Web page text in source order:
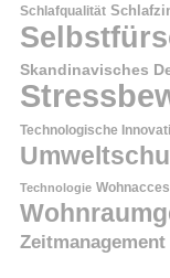
Schlafqualität
Skandinavisches
Technologische
Technologie
Zeitmanagement